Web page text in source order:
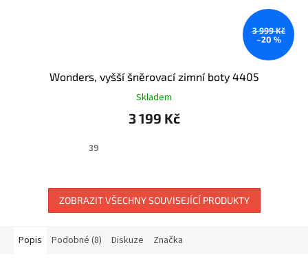
3 999 Kč
–20 %
Wonders, vyšší šněrovací zimní boty 4405
Skladem
3 199 Kč
39
ZOBRAZIT VŠECHNY SOUVISEJÍCÍ PRODUKTY
Popis Podobné (8) Diskuze Značka